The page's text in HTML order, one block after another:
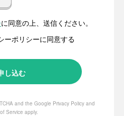
に同意の上、送信ください。
ーポリシーに同意する
and the Google Privacy Policy and
Service apply.